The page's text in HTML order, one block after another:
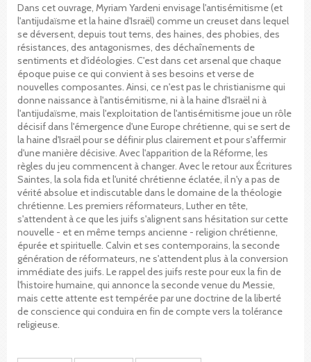
Dans cet ouvrage, Myriam Yardeni envisage l'antisémitisme (et
l'antijudaïsme et la haine d'Israël) comme un creuset dans lequel
se déversent, depuis tout tems, des haines, des phobies, des
résistances, des antagonismes, des déchaînements de
sentiments et d'idéologies. C'est dans cet arsenal que chaque
époque puise ce qui convient à ses besoins et verse de
nouvelles composantes. Ainsi, ce n'est pas le christianisme qui
donne naissance à l'antisémitisme, ni à la haine d'Israël ni à
l'antijudaïsme, mais l'exploitation de l'antisémitisme joue un rôle
décisif dans l'émergence d'une Europe chrétienne, qui se sert de
la haine d'Israël pour se définir plus clairement et pour s'affermir
d'une manière décisive. Avec l'apparition de la Réforme, les
règles du jeu commencent à changer. Avec le retour aux Écritures
Saintes, la sola fida et l'unité chrétienne éclatée, il n'y a pas de
vérité absolue et indiscutable dans le domaine de la théologie
chrétienne. Les premiers réformateurs, Luther en tête,
s'attendent à ce que les juifs s'alignent sans hésitation sur cette
nouvelle - et en même temps ancienne - religion chrétienne,
épurée et spirituelle. Calvin et ses contemporains, la seconde
génération de réformateurs, ne s'attendent plus à la conversion
immédiate des juifs. Le rappel des juifs reste pour eux la fin de
l'histoire humaine, qui annonce la seconde venue du Messie,
mais cette attente est tempérée par une doctrine de la liberté
de conscience qui conduira en fin de compte vers la tolérance
religieuse.